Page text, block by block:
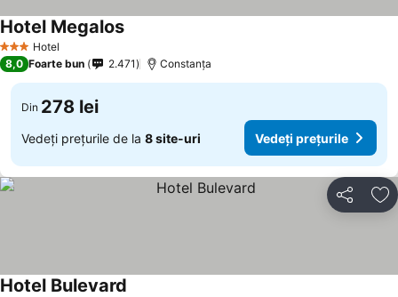
3 SteleHotel
Hotel Megalos
8,0 Foarte bun 2.471 Constanța
Din 278 lei
Vedeți prețurile de la 8 site-uri Vedeți prețurile
Distribuiți
Hotel Bulevard